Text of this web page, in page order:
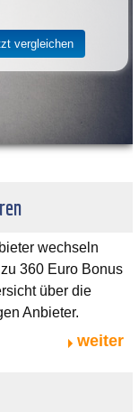
wechseln
360 Euro Bonus
über die
Anbieter.
weiter